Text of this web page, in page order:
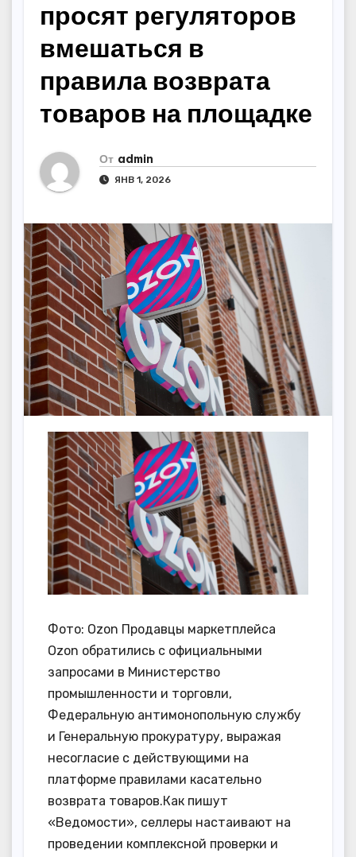
просят регуляторов
вмешаться в
правила возврата
товаров на площадке
От admin
ЯНВ 1, 2026
Фото: Ozon Продавцы маркетплейса
Ozon обратились с официальными
запросами в Министерство
промышленности и торговли,
Федеральную антимонопольную службу
и Генеральную прокуратуру, выражая
несогласие с действующими на
платформе правилами касательно
возврата товаров.Как пишут
«Ведомости», селлеры настаивают на
проведении комплексной проверки и